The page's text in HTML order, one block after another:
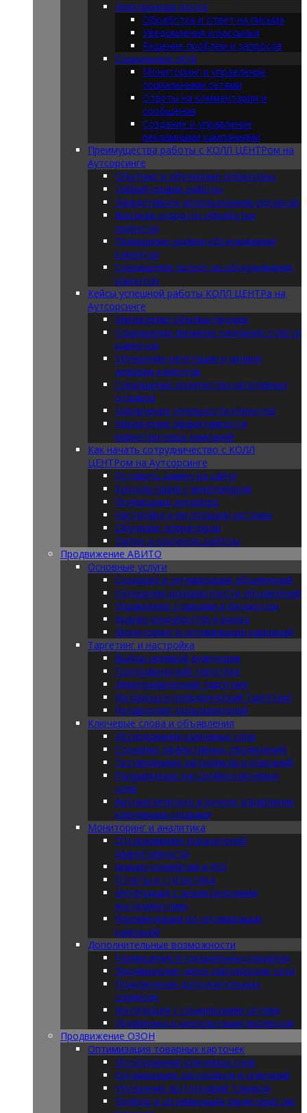
Электронная почта
Обработка и ответ на письма
Уведомления и рассылки
Решение проблем и запросов
Социальные сети
Мониторинг и управление
социальными сетями
Ответы на комментарии и
сообщения
Создание и управление
рекламными кампаниями
Преимущества работы с КОЛЛ ЦЕНТРом на
Аутсорсинге
Опытные и обученные операторы
Гибкий график работы
Эффективное использование ресурсов
Высокая скорость обработки
запросов
Повышение уровня обслуживания
клиентов
Сокращение затрат на обслуживание
клиентов
Кейсы успешной работы КОЛЛ ЦЕНТРа на
Аутсорсинге
Увеличение объема продаж
Сокращение времени ожидания ответа
клиентов
Улучшение репутации и уровня
доверия клиентов
Сокращение количества негативных
отзывов
Увеличение лояльности клиентов
Увеличение эффективности
маркетинговых кампаний
Как начать сотрудничество с КОЛЛ
ЦЕНТРом на Аутсорсинге
Оставить заявку на сайте
Консультация с менеджером
Подписание договора
Настройка и интеграция системы
Обучение операторов
Запуск и контроль работы
Продвижение АВИТО
Основные услуги
Создание и оптимизация объявлений
Улучшение релевантности объявлений
Управление ставками и бюджетом
Анализ конкурентов и рынка
Мониторинг и оптимизация кампаний
Таргетинг и настройка
Выбор целевой аудитории
Географический таргетинг
Демографический таргетинг
Интересы и поведенческий таргетинг
Ретаргетинг пользователей
Ключевые слова и объявления
Исследование ключевых слов
Создание эффективных объявлений
Тестирование заголовков и описаний
Расширенные настройки ключевых
слов
Автоматическое и ручное управление
ключевыми словами
Мониторинг и аналитика
Отслеживание показателей
эффективности
Анализ конверсий и ROI
Отчеты и статистика
Интеграция с аналитическими
инструментами
Рекомендации по оптимизации
кампаний
Дополнительные возможности
Размещение в специальных разделах
Продвижение через партнерские сети
Подключение дополнительных
сервисов
Интеграция с социальными сетями
Поддержка и консультации экспертов
Продвижение ОЗОН
Оптимизация товарных карточек
Исследование ключевых слов
Оптимизация заголовков и описаний
Улучшение фотографий товаров
Подбор и оптимизация характеристик